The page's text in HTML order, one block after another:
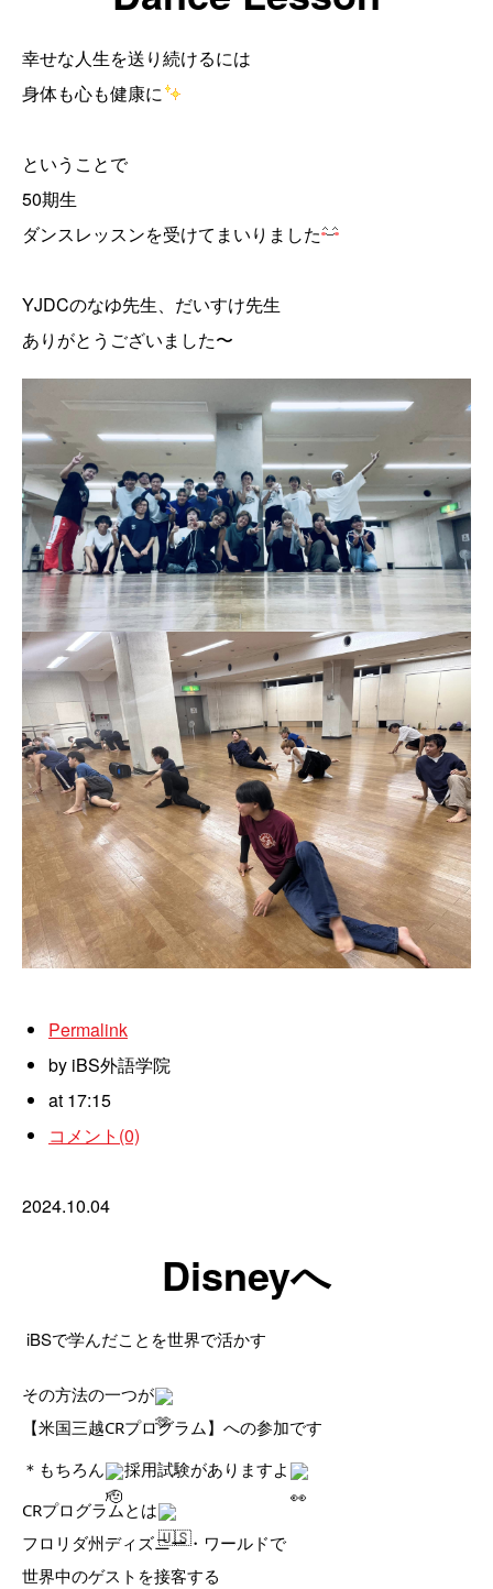
幸せな人生を送り続けるには
身体も心も健康に
ということで
50期生
ダンスレッスンを受けてまいりました
YJDCのなゆ先生、だいすけ先生
ありがとうございました〜
Permalink
by iBS外語学院
at 17:15
コメント(0)
2024.10.04
Disneyへ
iBSで学んだことを世界で活かす
その方法の一つが
【米国三越CRプログラム】への参加です
＊もちろん
採用試験がありますよ
CRプログラムとは
フロリダ州ディズニー・ワールドで
世界中のゲストを接客する